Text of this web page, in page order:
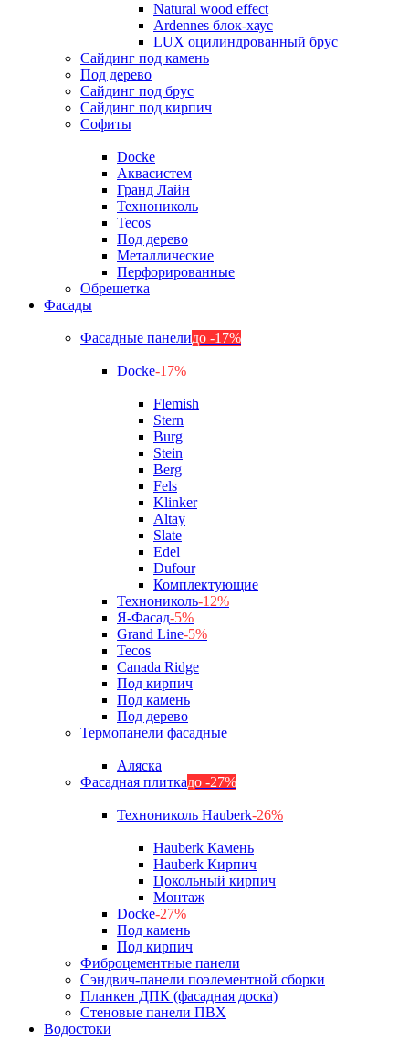
Natural wood effect
Ardennes блок-хаус
LUX оцилиндрованный брус
Сайдинг под камень
Под дерево
Сайдинг под брус
Сайдинг под кирпич
Софиты
Docke
Аквасистем
Гранд Лайн
Технониколь
Tecos
Под дерево
Металлические
Перфорированные
Обрешетка
Фасады
Фасадные панелидо -17%
Docke-17%
Flemish
Stern
Burg
Stein
Berg
Fels
Klinker
Altay
Slate
Edel
Dufour
Комплектующие
Технониколь-12%
Я-Фасад-5%
Grand Line-5%
Tecos
Canada Ridge
Под кирпич
Под камень
Под дерево
Термопанели фасадные
Аляска
Фасадная плиткадо -27%
Технониколь Hauberk-26%
Hauberk Камень
Hauberk Кирпич
Цокольный кирпич
Монтаж
Docke-27%
Под камень
Под кирпич
Фиброцементные панели
Сэндвич-панели поэлементной сборки
Планкен ДПК (фасадная доска)
Стеновые панели ПВХ
Водостоки